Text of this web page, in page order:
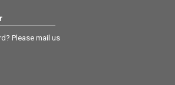
Please mail us